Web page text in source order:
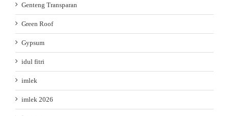
Genteng Transparan
Green Roof
Gypsum
idul fitri
imlek
imlek 2026